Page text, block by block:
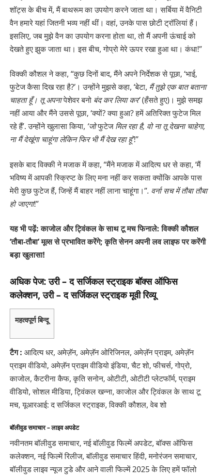
शॉट्स के बीच में, मैं बाथरूम का उपयोग करने जाता था। सर्बिया में वैनिटी
वैन हमारे यहां जितनी भव्य नहीं थीं। वहां, उनके पास छोटी ट्रॉलियां हैं।
इसलिए, जब मुझे वैन का उपयोग करना होता था, तो मैं अपनी ऊंचाई को
देखते हुए झुक जाता था। इस बीच, गोप्रो मेरे ऊपर रखा हुआ था। कंधा!”
विक्की कौशल ने कहा, “कुछ दिनों बाद, मैंने अपने निर्देशक से पूछा, ‘भाई,
फुटेज कैसा दिख रहा है?’। उन्होंने मुझसे कहा, ‘बेटा, मैं तुझे एक बात बताना
चाहता हूँ। तू अपनापेशेवर बनो बंद कर लिया कर’(हँसते हुए)। मुझे समझ
नहीं आया और मैंने उससे पूछा, ‘क्यों? क्या हुआ? हमें अतिरिक्त फुटेज मिल
रहे हैं’. उन्होंने खुलासा किया, ‘जोफुटेजमिल रहा है, वो ना तू देखना चाहेगा,
ना मैं देखूंगा चाहूंगा लेकिन फिर भी मैं देख रहा हूं’!”
इसके बाद विक्की ने मजाक में कहा, “मैंने मजाक में आदित्य धर से कहा, ‘मैं
भविष्य में आपकी स्क्रिप्ट के लिए मना नहीं कर सकता क्योंकि आपके पास
मेरी कुछ फुटेज हैं, जिन्हें मैं बाहर नहीं लाना चाहूंगा।”. वर्ना सच में तौबा तौबा
हो जाएगा!”
यह भी पढ़ें: काजोल और ट्विंकल के साथ टू मच फिनाले: विक्की कौशल
‘तौबा-तौबा’ मूव्स से प्रभावित करेंगे; कृति सेनन अपनी लव लाइफ पर करेंगी
बड़ा खुलासा!
अधिक पेज: उरी – द सर्जिकल स्ट्राइक बॉक्स ऑफिस
कलेक्शन, उरी – द सर्जिकल स्ट्राइक मूवी रिव्यू
महत्वपूर्ण बिन्दू
टैग : आदित्य धर, अमेज़ॅन, अमेज़ॅन ओरिजिनल, अमेज़ॅन प्राइम, अमेज़ॅन
प्राइम वीडियो, अमेज़ॅन प्राइम वीडियो इंडिया, चैट शो, फीचर्स, गोप्रो,
काजोल, कैटरीना कैफ, कृति सनोन, ओटीटी, ओटीटी प्लेटफॉर्म, प्राइम
वीडियो, सोशल मीडिया, ट्विंकल खन्ना, काजोल और ट्विंकल के साथ टू
मच, यूआरआई: द सर्जिकल स्ट्राइक, विक्की कौशल, वेब शो
बॉलीवुड समाचार – लाइव अपडेट
नवीनतम बॉलीवुड समाचार, नई बॉलीवुड फिल्में अपडेट, बॉक्स ऑफिस
कलेक्शन, नई फिल्में रिलीज, बॉलीवुड समाचार हिंदी, मनोरंजन समाचार,
बॉलीवुड लाइव न्यूज टुडे और आने वाली फिल्में 2025 के लिए हमें फॉलो